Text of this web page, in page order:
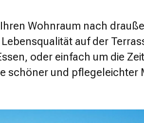
Wohnraum nach
auf der
oder einfach um die
schöner und